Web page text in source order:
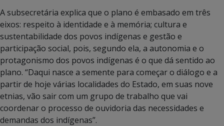
A subsecretária explica que o plano é embasado em três
eixos: respeito à identidade e à memória; cultura e
sustentabilidade dos povos indígenas e gestão e
participação social, pois, segundo ela, a autonomia e o
protagonismo dos povos indígenas é o que dá sentido ao
plano. “Daqui nasce a semente para começar o diálogo e a
partir de hoje várias localidades do Estado, em suas nove
etnias, vão sair com um grupo de trabalho que vai
coordenar o processo de ouvidoria das necessidades e
demandas dos indígenas”.